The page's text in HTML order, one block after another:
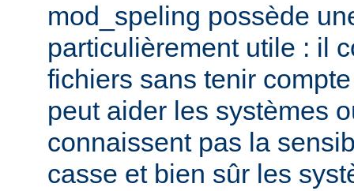
mod_speling possède
particulièrement utile : il
fichiers sans tenir
peut aider les systèmes
connaissent pas la
casse et bien sûr les